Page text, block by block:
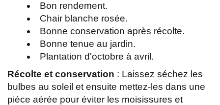
Bon rendement.
Chair blanche rosée.
Bonne conservation après récolte.
Bonne tenue au jardin.
Plantation d'octobre à avril.
Récolte et conservation : Laissez séchez les
bulbes au soleil et ensuite mettez-les dans une
pièce aérée pour éviter les moisissures et